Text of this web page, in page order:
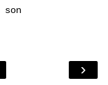
son
›